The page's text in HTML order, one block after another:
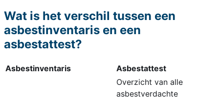
Wat is het verschil tussen een
asbestinventaris en een
asbestattest?
Asbestinventaris Asbestattest
Overzicht van alle
asbestverdachte